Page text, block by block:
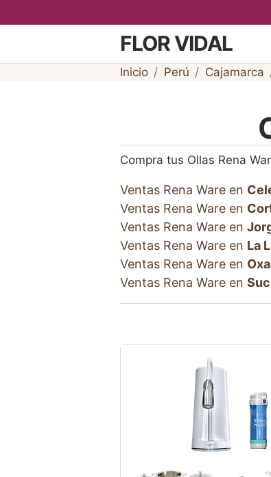
FLOR VIDAL
Inicio Perú Cajamarca
Compra tus Ollas Rena
Ventas Rena Ware en
Ventas Rena Ware en
Ventas Rena Ware en
Ventas Rena Ware en La
Ventas Rena Ware en
Ventas Rena Ware en